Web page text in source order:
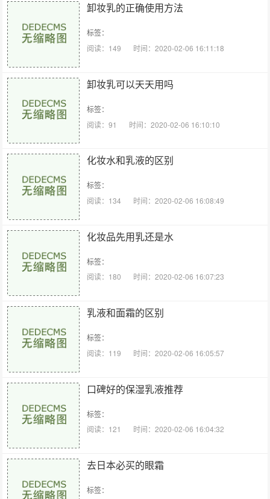
卸妆乳的正确使用方法
标签：
阅读：149
时间：2020-02-06 16:11:18
卸妆乳可以天天用吗
标签：
阅读：91
时间：2020-02-06 16:10:10
化妆水和乳液的区别
标签：
阅读：134
时间：2020-02-06 16:08:49
化妆品先用乳还是水
标签：
阅读：180
时间：2020-02-06 16:07:23
乳液和面霜的区别
标签：
阅读：119
时间：2020-02-06 16:05:57
口碑好的保湿乳液推荐
标签：
阅读：121
时间：2020-02-06 16:04:32
去日本必买的眼霜
标签：